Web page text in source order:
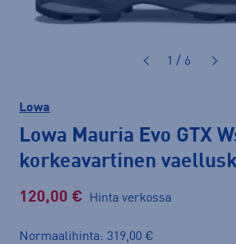
1 / 6
Lowa
Lowa Mauria Evo GTX
korkeavartinen
120,00 € Hinta verkossa
Normaalihinta: 319,00 €